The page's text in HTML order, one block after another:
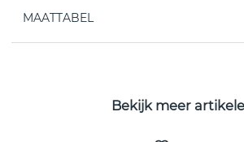
MAATTABEL
Bekijk meer